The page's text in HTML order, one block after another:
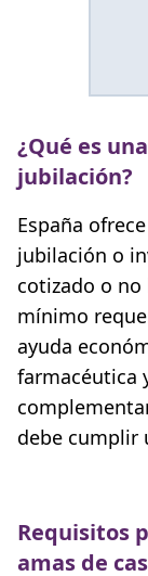
¿Qué es
jubilación?
España
jubilación o
cotizado o
mínimo
ayuda
farmacéutica
debe cumplir
Requisitos
amas de